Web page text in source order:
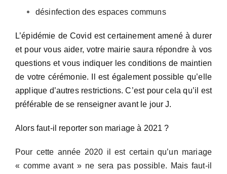
désinfection des espaces communs
L’épidémie de Covid est certainement amené à durer
et pour vous aider, votre mairie saura répondre à vos
questions et vous indiquer les conditions de maintien
de votre cérémonie. Il est également possible qu’elle
applique d’autres restrictions. C’est pour cela qu’il est
préférable de se renseigner avant le jour J.
Alors faut-il reporter son mariage à 2021 ?
Pour cette année 2020 il est certain qu’un mariage
« comme avant » ne sera pas possible. Mais faut-il